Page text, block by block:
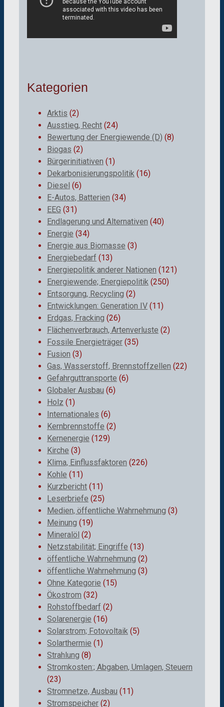
Kategorien
Arktis (2)
Ausstieg, Recht (24)
Bewertung der Energiewende (D) (8)
Biogas (2)
Bürgerinitiativen (1)
Dekarbonisierungspolitik (16)
Diesel (6)
E-Autos, Batterien (34)
EEG (31)
Endlagerung und Alternativen (40)
Energie (34)
Energie aus Biomasse (3)
Energiebedarf (13)
Energiepolitik anderer Nationen (121)
Energiewende; Energiepolitik (250)
Entsorgung, Recycling (2)
Entwicklungen: Generation IV (11)
Erdgas, Fracking (26)
Flächenverbrauch, Artenverluste (2)
Fossile Energieträger (35)
Fusion (3)
Gas, Wasserstoff, Brennstoffzellen (22)
Gefahrguttransporte (6)
Globaler Ausbau (6)
Holz (1)
Internationales (6)
Kernbrennstoffe (2)
Kernenergie (129)
Kirche (3)
Klima, Einflussfaktoren (226)
Kohle (11)
Kurzbericht (11)
Leserbriefe (25)
Medien, öffentliche Wahrnehmung (3)
Meinung (19)
Mineralöl (2)
Netzstabilität; Eingriffe (13)
öffentliche Wahrnehmung (2)
öffentliche Wahrnehmung (3)
Ohne Kategorie (15)
Ökostrom (32)
Rohstoffbedarf (2)
Solarenergie (16)
Solarstrom; Fotovoltaik (5)
Solarthermie (1)
Strahlung (8)
Stromkosten:; Abgaben, Umlagen, Steuern
(23)
Stromnetze, Ausbau (11)
Stromspeicher (2)